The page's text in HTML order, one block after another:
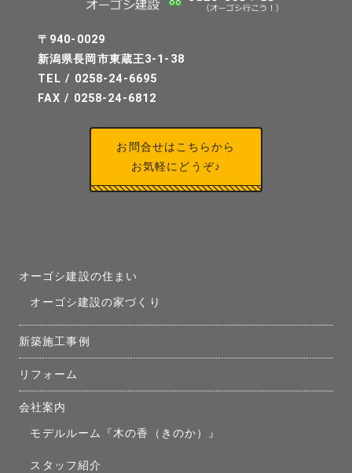
〒940-0029
新潟県長岡市東蔵王3-1-38
TEL / 0258-24-6695
FAX / 0258-24-6812
お問合せはこちらから
お気軽にどうぞ♪
オーゴシ建設の住まい
オーゴシ建設の家づくり
新築施工事例
リフォーム
会社案内
モデルルーム『木の香（きのか）』
スタッフ紹介